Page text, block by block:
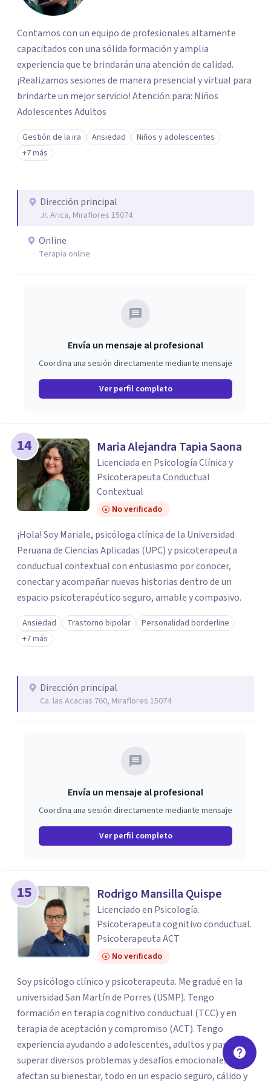
Contamos con un equipo de profesionales altamente
capacitados con una sólida formación y amplia
experiencia que te brindarán una atención de calidad.
¡Realizamos sesiones de manera presencial y virtual para
brindarte un mejor servicio! Atención para: Niños
Adolescentes Adultos
Gestión de la ira Ansiedad
Niños y adolescentes
+7 más
Dirección principal
Jr. Arica, Miraflores 15074
Online
Terapia online
Envía un mensaje al profesional
Coordina una sesión directamente mediante mensaje
Ver perfil completo
14 Maria Alejandra Tapia Saona
Licenciada en Psicología Clínica y
Psicoterapeuta Conductual
Contextual
No verificado
¡Hola! Soy Mariale, psicóloga clínica de la Universidad
Peruana de Ciencias Aplicadas (UPC) y psicoterapeuta
conductual contextual con entusiasmo por conocer,
conectar y acompañar nuevas historias dentro de un
espacio psicoterapéutico seguro, amable y compasivo.
Ansiedad Trastorno bipolar
Personalidad borderline
+7 más
Dirección principal
Ca. las Acacias 760, Miraflores 15074
Envía un mensaje al profesional
Coordina una sesión directamente mediante mensaje
Ver perfil completo
15 Rodrigo Mansilla Quispe
Licenciado en Psicología.
Psicoterapeuta cognitivo conductual.
Psicoterapeuta ACT
No verificado
Soy psicólogo clínico y psicoterapeuta. Me gradué en la
universidad San Martín de Porres (USMP). Tengo
formación en terapia cognitivo conductual (TCC) y en
terapia de aceptación y compromiso (ACT). Tengo
experiencia ayudando a adolescentes, adultos y parejas a
superar diversos problemas y desafíos emocionales que
afectan su bienestar, todo en un espacio seguro, cálido y